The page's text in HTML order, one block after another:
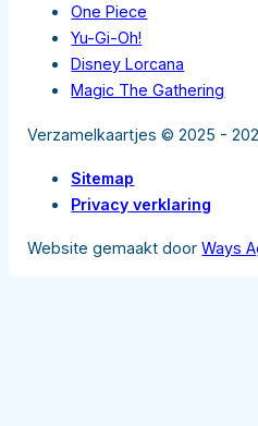
One Piece
Yu-Gi-Oh!
Disney Lorcana
Magic The Gathering
Verzamelkaartjes © 2025 -
Sitemap
Privacy verklaring
Website gemaakt doorWays